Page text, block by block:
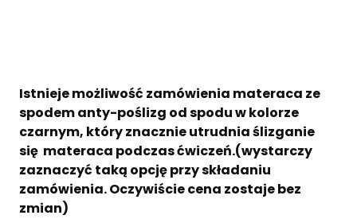
Istnieje możliwość zamówienia materaca ze
spodem anty-poślizg od spodu w kolorze
czarnym, który znacznie utrudnia ślizganie
się materaca podczas ćwiczeń.(wystarczy
zaznaczyć taką opcję przy składaniu
zamówienia. Oczywiście cena zostaje bez
zmian)